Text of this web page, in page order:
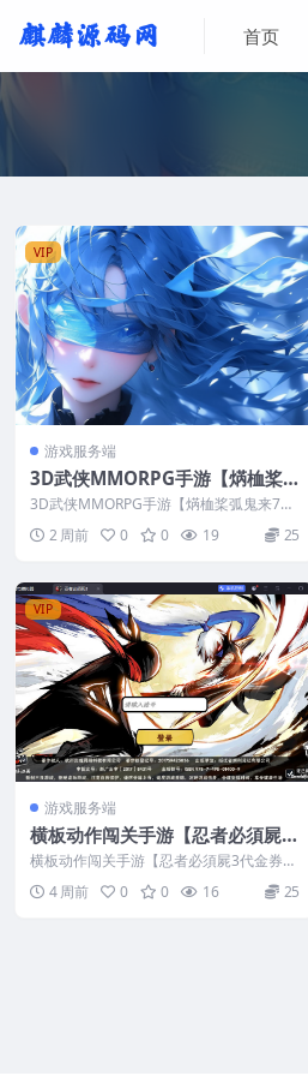
首页
VIP
游戏服务端
3D武侠MMORPG手游【焫桖桨
弧鬼来7职业精修代金券内购版】
最新整CentOS手工服务端+安卓
苹果双端+CDK授权后台+视频教
3D武侠MMORPG手游【焫桖桨弧鬼来7职
业精修代金券内购版】最新整CentOS...
2 周前 0 0 19 25
VIP
游戏服务端
横板动作闯关手游【忍者必須屍3
代金券内购版】最新整理CentOS
手工服务端+安卓苹果双端+全套
源码+CDK授权后台+视频教程
横板动作闯关手游【忍者必須屍3代金券内
购版】最新整理CentOS手工服务端+安
卓...4 周前 0 0 16 25